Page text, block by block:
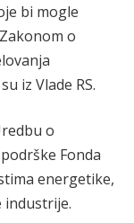
bi mogle
o
iz Vlade RS.
o
Fonda
energetike,
industrije.